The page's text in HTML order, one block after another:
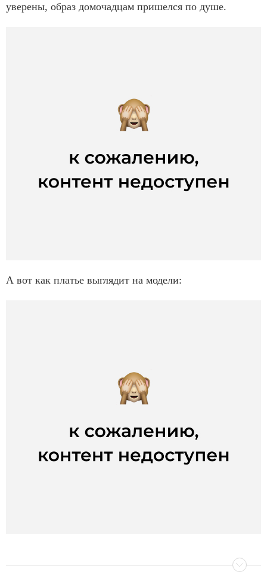
уверены, образ домочадцам пришелся по душе.
А вот как платье выглядит на модели: